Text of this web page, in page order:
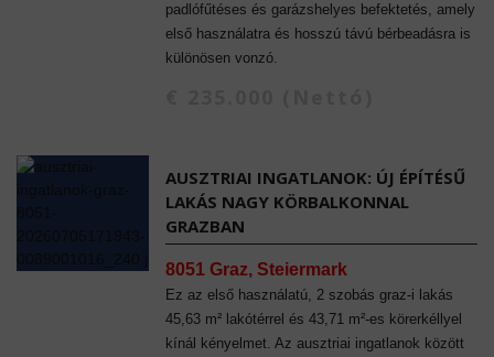
padlófűtéses és garázshelyes befektetés, amely
első használatra és hosszú távú bérbeadásra is
különösen vonzó.
AUSZTRIAI INGATLANOK: ÚJ ÉPÍTÉSŰ
LAKÁS NAGY KÖRBALKONNAL
GRAZBAN
8051 Graz, Steiermark
Ez az első használatú, 2 szobás graz-i lakás
45,63 m² lakótérrel és 43,71 m²-es körerkéllyel
kínál kényelmet. Az ausztriai ingatlanok között